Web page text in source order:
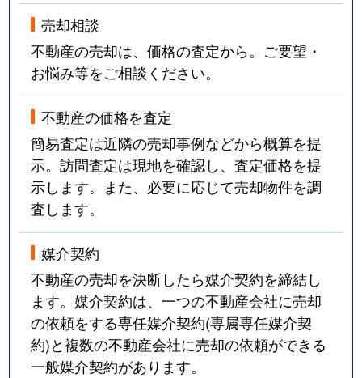
売却相談
不動産の売却は、価格の査定から。ご要望・
お悩み等をご相談ください。
不動産の価格を査定
簡易査定は近隣の売却事例などから概算を提
示。訪問査定は現地を確認し、査定価格を提
示します。また、必要に応じて売却物件を調
査します。
媒介契約
不動産の売却を決断したら媒介契約を締結し
ます。媒介契約は、一つの不動産会社に売却
の依頼をする専任媒介契約(専属専任媒介契
約)と複数の不動産会社に売却の依頼ができる
一般媒介契約があります。